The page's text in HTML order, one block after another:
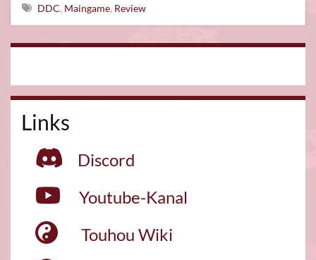
Schlagwörter
DDC, Maingame, Review
Links
Discord
Youtube-Kanal
Touhou Wiki